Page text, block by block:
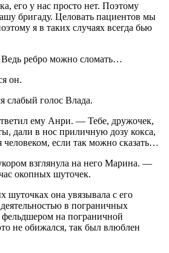
его у нас просто нет. Поэтому
бригаду. Целовать пациентов мы
я в таких случаях всегда бью
ребро можно сломать…
он.
голос Влада.
ему Анри. — Тебе, дружочек,
дали в нос приличную дозу кокса,
если так можно сказать…
взглянула на него Марина. —
окопных шуточек.
она увязывала с его
в пограничных
на пограничной
не обижался, так был влюблен